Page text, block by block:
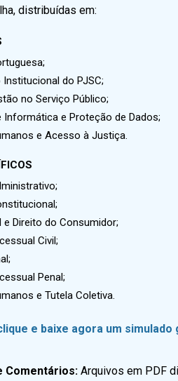
distribuídas em:
do PJSC;
no Serviço Público;
e Proteção de Dados;
e Acesso à Justiça.
Direito do Consumidor;
Civil;
Penal;
e Tutela Coletiva.
e baixe agora um
Comentários: Arquivos em PDF